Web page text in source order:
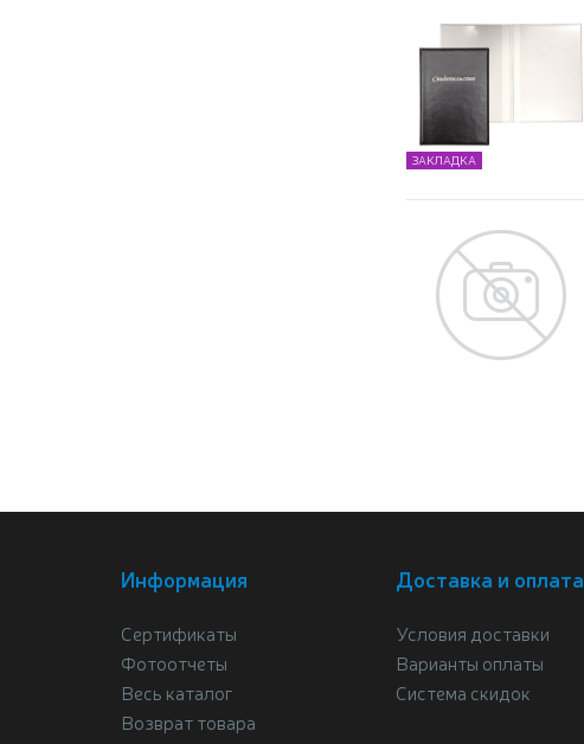
ЗАКЛАДКА
Информация
Сертификаты
Фотоотчеты
Весь каталог
Возврат товара
Доставка и оплата
Условия доставки
Варианты оплаты
Система скидок